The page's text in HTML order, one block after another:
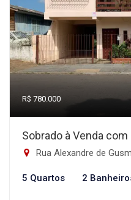
R$ 780.000
Sobrado à Venda
Rua Alexandre de
5 Quartos 2